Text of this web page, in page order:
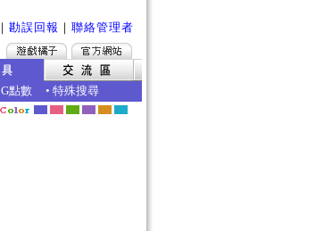
｜ 勘誤回報 ｜ 聯絡管理者
G點數 • 特殊搜尋